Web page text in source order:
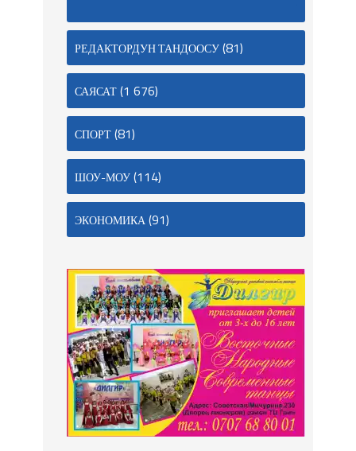
РЕДАКТОРДУН ТАНДООСУ(81)
САЯСАТ(1 676)
СПОРТ(81)
ШОУ-МОУ(114)
ЭКОНОМИКА(91)